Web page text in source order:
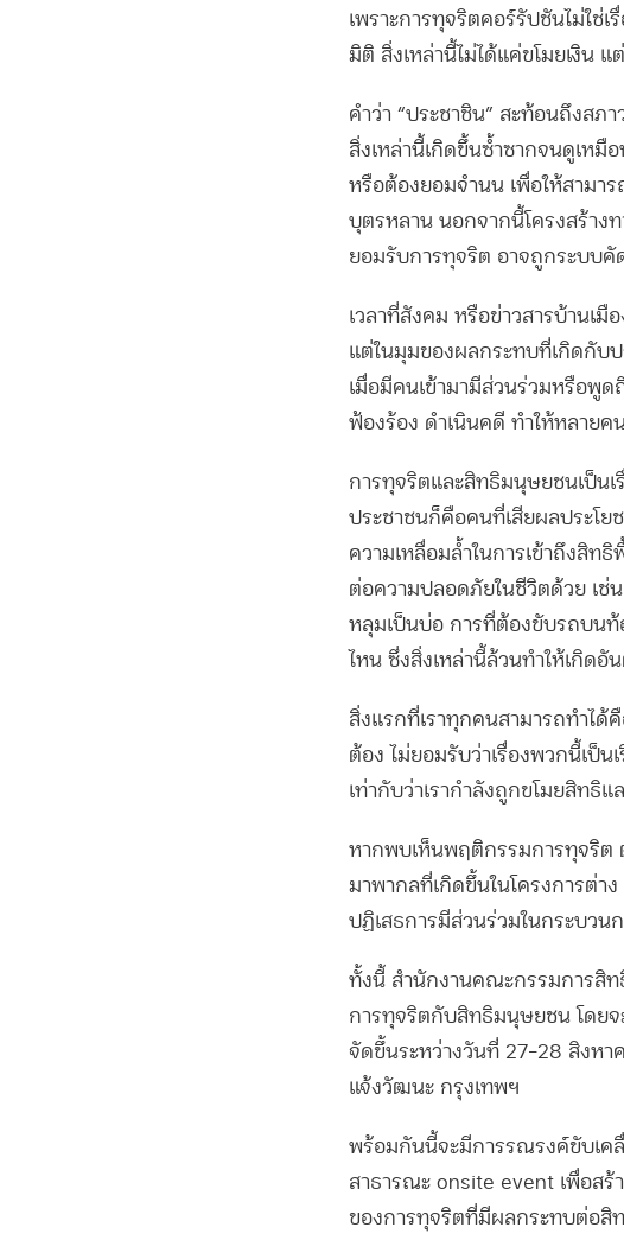
เพราะการทุจริตคอร์รัปชันไม่ใช่
มิติ สิ่งเหล่านี้ไม่ได้แค่ขโมยเงิน
คำว่า “ประชาชิน” สะท้อนถึงสภ
สิ่งเหล่านี้เกิดขึ้นซ้ำซากจนดูเหมื
หรือต้องยอมจำนน เพื่อให้สามา
บุตรหลาน นอกจากนี้โครงสร้าง
ยอมรับการทุจริต อาจถูกระบบ
เวลาที่สังคม หรือข่าวสารบ้านเ
แต่ในมุมของผลกระทบที่เกิดกับ
เมื่อมีคนเข้ามามีส่วนร่วมหรือพู
ฟ้องร้อง ดำเนินคดี ทำให้หลายค
การทุจริตและสิทธิมนุษยชนเป็นเ
ประชาชนก็คือคนที่เสียผลประโย
ความเหลื่อมล้ำในการเข้าถึงสิ
ต่อความปลอดภัยในชีวิตด้วย เช่
หลุมเป็นบ่อ การที่ต้องขับรถบนท้
ไหน ซึ่งสิ่งเหล่านี้ล้วนทำให้เกิดอั
สิ่งแรกที่เราทุกคนสามารถทำได้
ต้อง ไม่ยอมรับว่าเรื่องพวกนี้เป็
เท่ากับว่าเรากำลังถูกขโมยสิทธิแ
หากพบเห็นพฤติกรรมการทุจริต
มาพากลที่เกิดขึ้นในโครงการต่า
ปฏิเสธการมีส่วนร่วมในกระบวน
ทั้งนี้ สำนักงานคณะกรรมการสิท
การทุจริตกับสิทธิมนุษยชน โดยจ
จัดขึ้นระหว่างวันที่ 27-28 สิงหา
แจ้งวัฒนะ กรุงเทพฯ
พร้อมกันนี้จะมีการรณรงค์ขับเค
สาธารณะ onsite event เพื่อสร้
ของการทุจริตที่มีผลกระทบต่อ